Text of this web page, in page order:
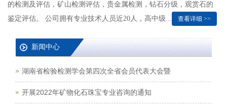
的检测及评估，矿山检测评估，贵金属检测，钻石分级，观赏石的
鉴定评估。 公司拥有专业技术人员近20人，高中级...
查看详细 >>
新闻中心
湖南省检验检测学会第四次全省会员代表大会暨
开展2022年矿物化石珠宝专业咨询的通知